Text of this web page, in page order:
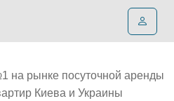
на рынке посуточной аренды
Киева и Украины